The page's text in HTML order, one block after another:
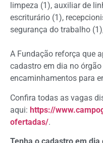
limpeza (1), auxiliar de
escriturário (1),
segurança do trabalho
A Fundação reforça que
cadastro em dia no
encaminhamentos para
Confira todas as vagas
aqui: https://
ofertadas/.